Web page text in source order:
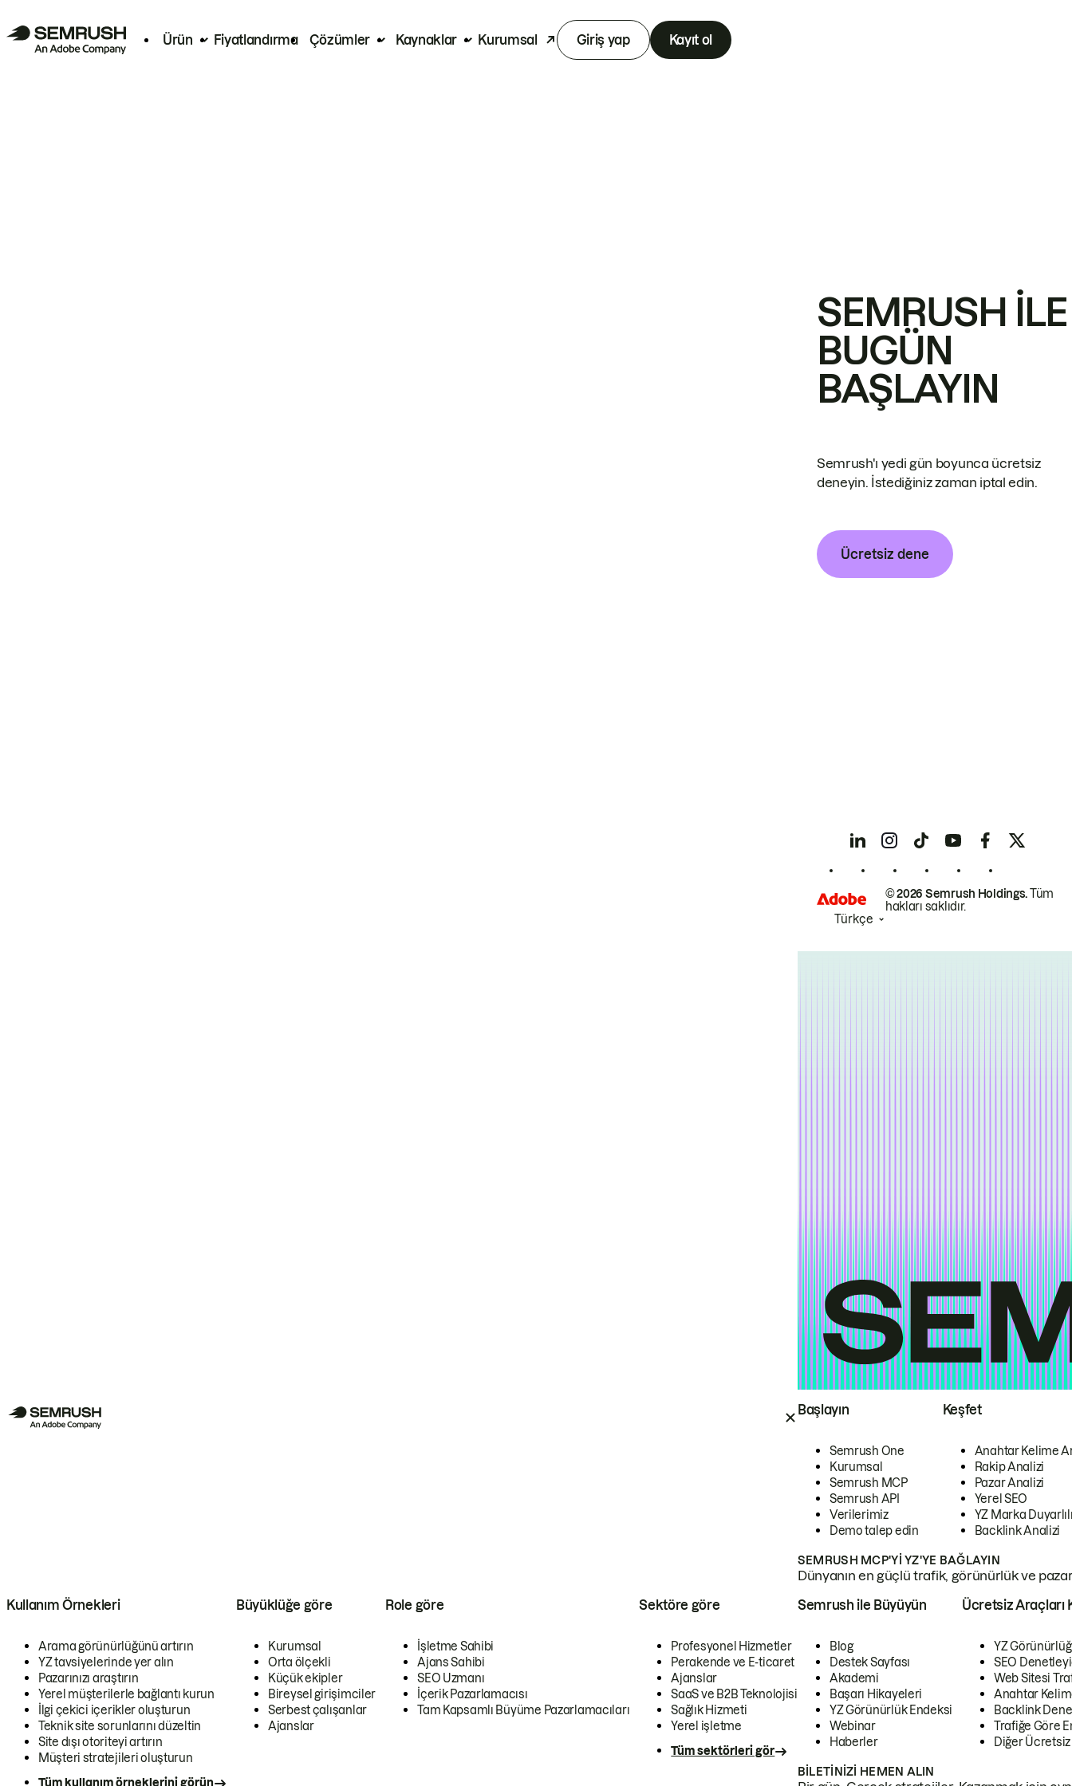
Ürün Fiyatlandırma Çözümler Kaynaklar Kurumsal Giriş yap Kayıt ol
Başlayın
Semrush One
Kurumsal
Semrush MCP
Semrush API
Verilerimiz
Demo talep edin
Keşfet
Anahtar Kelime
Rakip Analizi
Pazar Analizi
Yerel SEO
YZ Marka
Backlink Analizi
SEMRUSH MCP'YI YZ'YE BAĞLAYIN
Dünyanın en güçlü trafik, görünürlük ve
Kullanım Örnekleri
Arama görünürlüğünü artırın
YZ tavsiyelerinde yer alın
Pazarınızı araştırın
Yerel müşterilerle bağlantı kurun
İlgi çekici içerikler oluşturun
Teknik site sorunlarını düzeltin
Site dışı otoriteyi artırın
Müşteri stratejileri oluşturun
Tüm kullanım örneklerini görün
Büyüklüğe göre
Kurumsal
Orta ölçekli
Küçük ekipler
Bireysel girişimciler
Serbest çalışanlar
Ajanslar
Role göre
İşletme Sahibi
Ajans Sahibi
SEO Uzmanı
İçerik Pazarlamacısı
Tam Kapsamlı Büyüme Pazarlamacıları
Sektöre göre
Profesyonel Hizmetler
Perakende ve E-ticaret
Ajanslar
SaaS ve B2B Teknolojisi
Sağlık Hizmeti
Yerel işletme
Tüm sektörleri gör
Semrush ile Büyüyün
Blog
Destek Sayfası
Akademi
Başarı Hikayeleri
YZ Görünürlük Endeksi
Webinar
Haberler
Ücretsiz Araçları
YZ
SEO
Web Sitesi
Anahtar
Backlink
Trafiğe Göre
Diğer
BILETINIZI HEMEN ALIN
SEMRUSH ILE
BUGÜN
BAŞLAYIN
Semrush'ı yedi gün boyunca ücretsiz
deneyin. İstediğiniz zaman iptal edin.
Ücretsiz dene
© 2026 Semrush Holdings.Tüm
hakları saklıdır.
Türkçe